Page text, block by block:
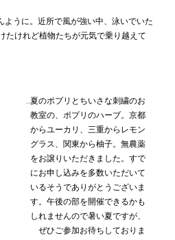
‥夏のポプリとちいさな刺繍のお
教室の、ポプリのハーブ。京都
からユーカリ、三重からレモン
グラス、関東から柚子。無農薬
をお譲りいただきました。すで
にお申し込みを多数いただいて
いるそうでありがとうございま
す。午後の部を開催できるかも
しれませんので暑い夏ですが、
ぜひご参加お待ちしておりま